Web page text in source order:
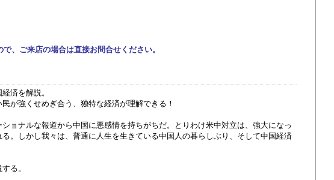
、ご来店の場合は直接お問合せください。
済を解説。
が強くせめぎ合う、独特な経済が理解できる！
ョナルな報道から中国に悪感情を持ちがちだ。とりわけ米中対立は、強大になっ
。しかし我々は、普通に人生を生きている中国人の暮らしぶり、そして中国経済
る。